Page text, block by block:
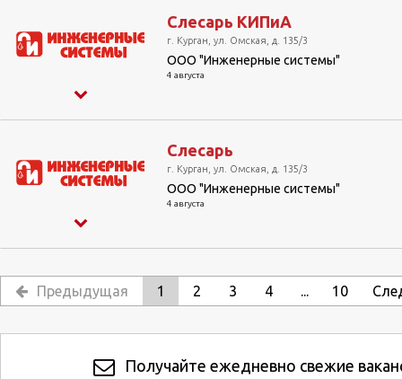
Слесарь КИПиА
г. Курган, ул. Омская, д. 135/3
ООО "Инженерные системы"
4 августа
Слесарь
г. Курган, ул. Омская, д. 135/3
ООО "Инженерные системы"
4 августа
Предыдущая 1 2 3 4 ... 10
Получайте ежедневно свежие